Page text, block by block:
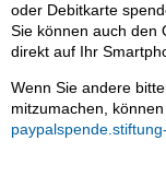
oder Debitkarte
Sie können auch den
direkt auf Ihr
Wenn Sie andere
mitzumachen,